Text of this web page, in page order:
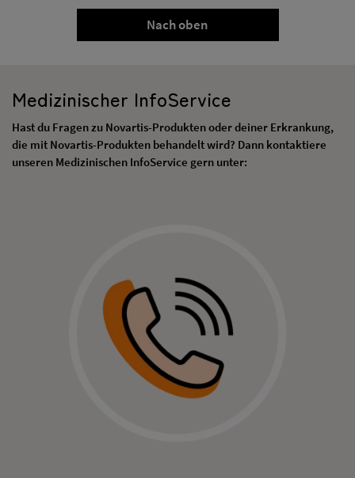
Nach oben
Medizinischer InfoService
Hast du Fragen zu Novartis-Produkten oder deiner Erkrankung,
die mit Novartis-Produkten behandelt wird? Dann kontaktiere
unseren Medizinischen InfoService gern unter: